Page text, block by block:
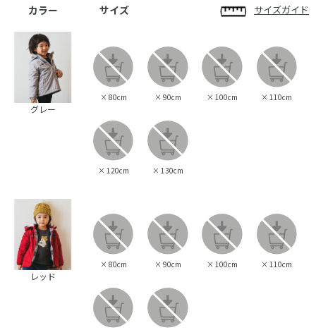
カラー サイズ サイズガイド
グレー
× 80cm × 90cm × 100cm × 110cm
× 120cm × 130cm
レッド
× 80cm × 90cm × 100cm × 110cm